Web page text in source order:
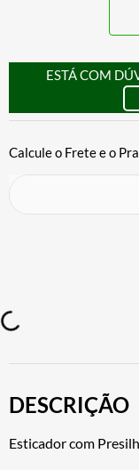
ESTÁ COM
DESCRIÇÃO
Esticador com